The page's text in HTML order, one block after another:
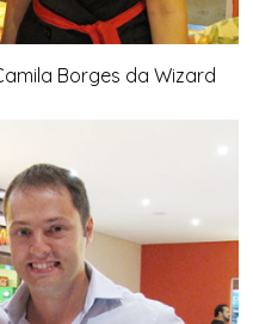
Borges da Wizard